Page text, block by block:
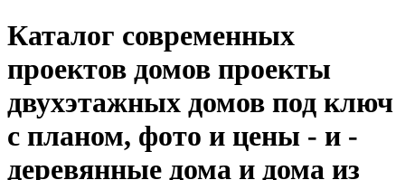
Каталог современных
проектов домов проекты
двухэтажных домов под ключ
с планом, фото и цены - и -
деревянные дома и дома из